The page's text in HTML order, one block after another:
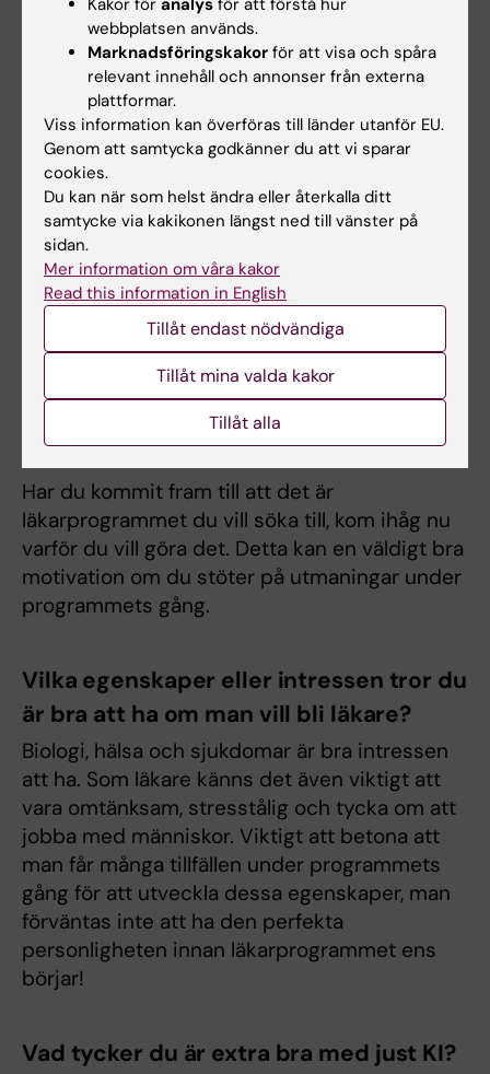
Just nu är jag nyfiken på glesbygdsmedicin,
men jag vill gärna upptäcka flera specialiteter
under de kliniska terminerna innan jag
bestämmer mig.
Vad vill du ge för tips till någon som
funderar på att söka till samma
program?
Om du är som jag när jag sökte och känner
dig osäker på att du göra det rätta valet, prata
med en studievägledare och om möjligt gör
praktik hos en läkare eller prata med en läkare.
Allmänt tänker jag att det är viktigt att tycka
om biologi och kroppen, men också att tycka
om att jobba med människor.
Har du kommit fram till att det är
läkarprogrammet du vill söka till, kom ihåg nu
varför du vill göra det. Detta kan en väldigt bra
motivation om du stöter på utmaningar under
programmets gång.
Vilka egenskaper eller intressen tror du
är bra att ha om man vill bli läkare?
Biologi, hälsa och sjukdomar är bra intressen
att ha. Som läkare känns det även viktigt att
vara omtänksam, stresstålig och tycka om att
jobba med människor. Viktigt att betona att
man får många tillfällen under programmets
gång för att utveckla dessa egenskaper, man
förväntas inte att ha den perfekta
personligheten innan läkarprogrammet ens
börjar!
Vad tycker du är extra bra med just KI?
Kakor för analys för att förstå hur
webbplatsen används.
Marknadsföringskakor för att visa och spåra
relevant innehåll och annonser från externa
plattformar.
Viss information kan överföras till länder utanför EU.
Genom att samtycka godkänner du att vi sparar
cookies.
Du kan när som helst ändra eller återkalla ditt
samtycke via kakikonen längst ned till vänster på
sidan.
Mer information om våra kakor
Read this information in English
Tillåt endast nödvändiga
Tillåt mina valda kakor
Tillåt alla